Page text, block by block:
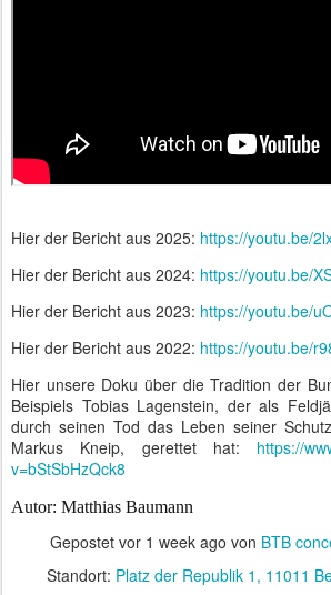
Hier der Bericht aus 2025: https://youtu.be/
Hier der Bericht aus 2024: https://youtu.be/
Hier der Bericht aus 2023: https://youtu.be/
Hier der Bericht aus 2022: https://youtu.be/
Hier unsere Doku über die Tradition der
Beispiels Tobias Lagenstein, der als
durch seinen Tod das Leben seiner
Markus Kneip, gerettet hat: https://
v=bStSbHzQck8
Autor: Matthias Baumann
Gepostet vor 1 week ago von BTB
Standort: Platz der Republik 1, 11011